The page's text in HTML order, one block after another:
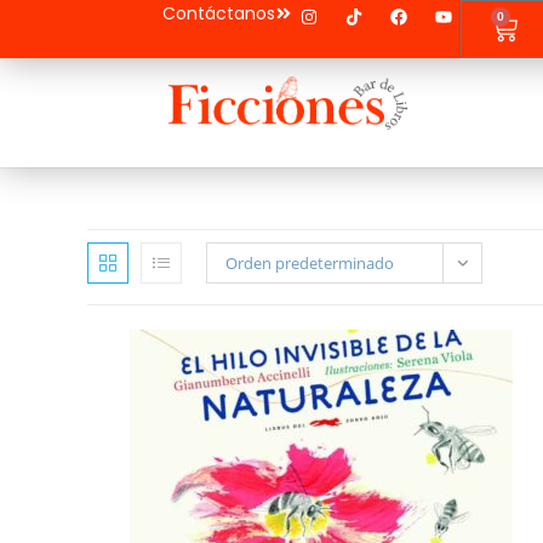
Contáctanos 0
Orden predeterminado